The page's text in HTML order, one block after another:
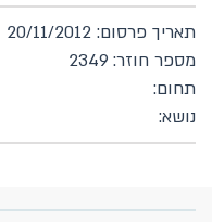
תאריך פרסום: 20/11/2012
מספר חוזר: 2349
תחום:
נושא: